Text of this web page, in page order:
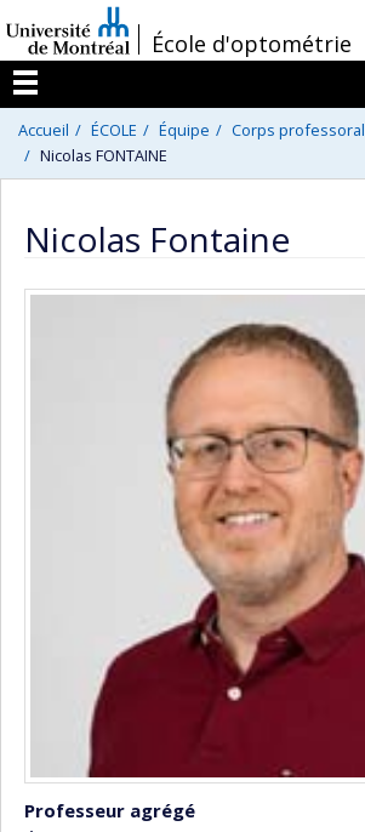
au
contenu
/École d'optométrie
Menu
Accueil ÉCOLE Équipe
Corps professoral
Nicolas FONTAINE
Nicolas Fontaine
Professeur agrégé